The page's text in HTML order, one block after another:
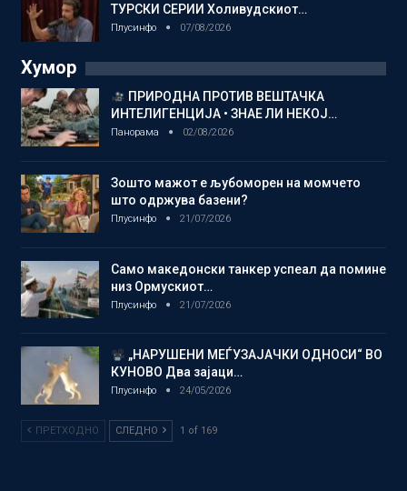
ТУРСКИ СЕРИИ Холивудскиот…
Плусинфо 07/08/2026
Хумор
ПРИРОДНА ПРОТИВ ВЕШТАЧКА
ИНТЕЛИГЕНЦИЈА • ЗНАЕ ЛИ НЕКОЈ…
Панорама 02/08/2026
Зошто мажот е љубоморен на момчето
што одржува базени?
Плусинфо 21/07/2026
Само македонски танкер успеал да помине
низ Ормускиот…
Плусинфо 21/07/2026
„НАРУШЕНИ МЕЃУЗАЈАЧКИ ОДНОСИ“ ВО
КУНОВО Два зајаци…
Плусинфо 24/05/2026
ПРЕТХОДНО СЛЕДНО 1 of 169